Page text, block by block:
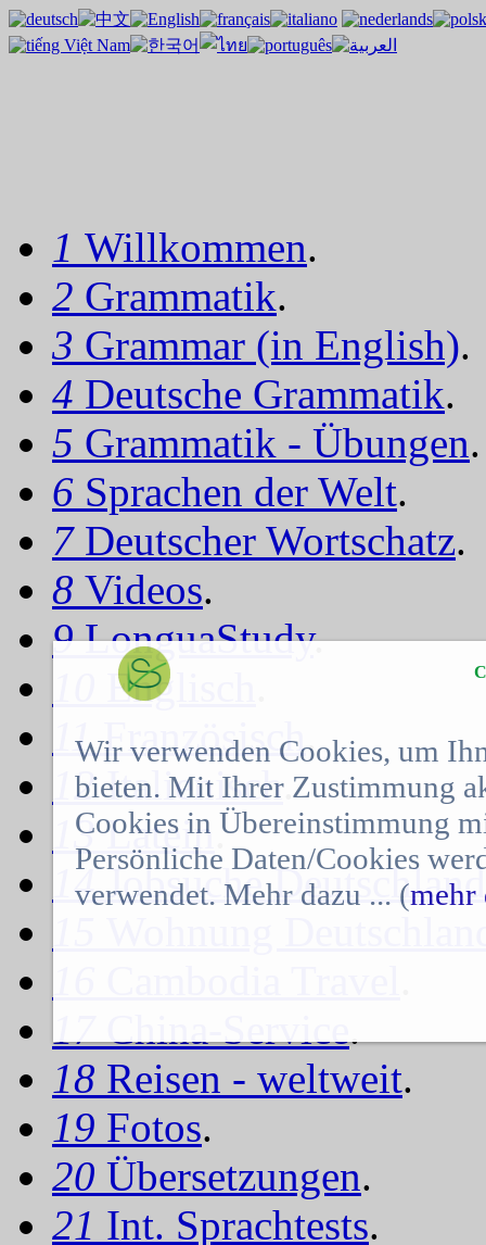
1 Willkommen.
2 Grammatik.
3 Grammar (in English).
4 Deutsche Grammatik.
5 Grammatik - Übungen.
6 Sprachen der Welt.
7 Deutscher Wortschatz.
8 Videos.
9LonguaStudy.
Englisch
11Französisch.
12Italienisch.
13Latein .
14Jobsuche Deutschland
17China-Service.
18 Reisen - weltweit.
19 Fotos.
20 Übersetzungen.
21 Int. Sprachtests.
Wir verwenden Cookies, um
bieten. Mit Ihrer Zustimmung
Cookies in Übereinstimmung
Persönliche Daten/Cookies
verwendet. Mehr dazu ... (mehr